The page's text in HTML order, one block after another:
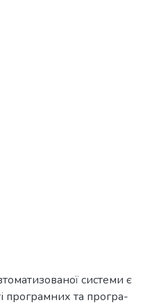
системи є
програмних та програ-